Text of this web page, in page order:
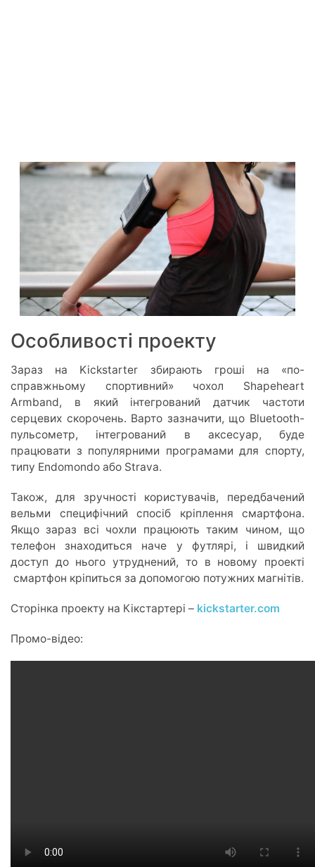
Особливості проекту
Зараз на Kickstarter збирають гроші на «по-
справжньому спортивний» чохол Shapeheart
Armband, в який інтегрований датчик частоти
серцевих скорочень. Варто зазначити, що Bluetooth-
пульсометр, інтегрований в аксесуар, буде
працювати з популярними програмами для спорту,
типу Endomondo або Strava.
Також, для зручності користувачів, передбачений
вельми специфічний спосіб кріплення смартфона.
Якщо зараз всі чохли працюють таким чином, що
телефон знаходиться наче у футлярі, і швидкий
доступ до нього утруднений, то в новому проекті
смартфон кріпиться за допомогою потужних магнітів.
Сторінка проекту на Кікстартері – kickstarter.com
Промо-відео: